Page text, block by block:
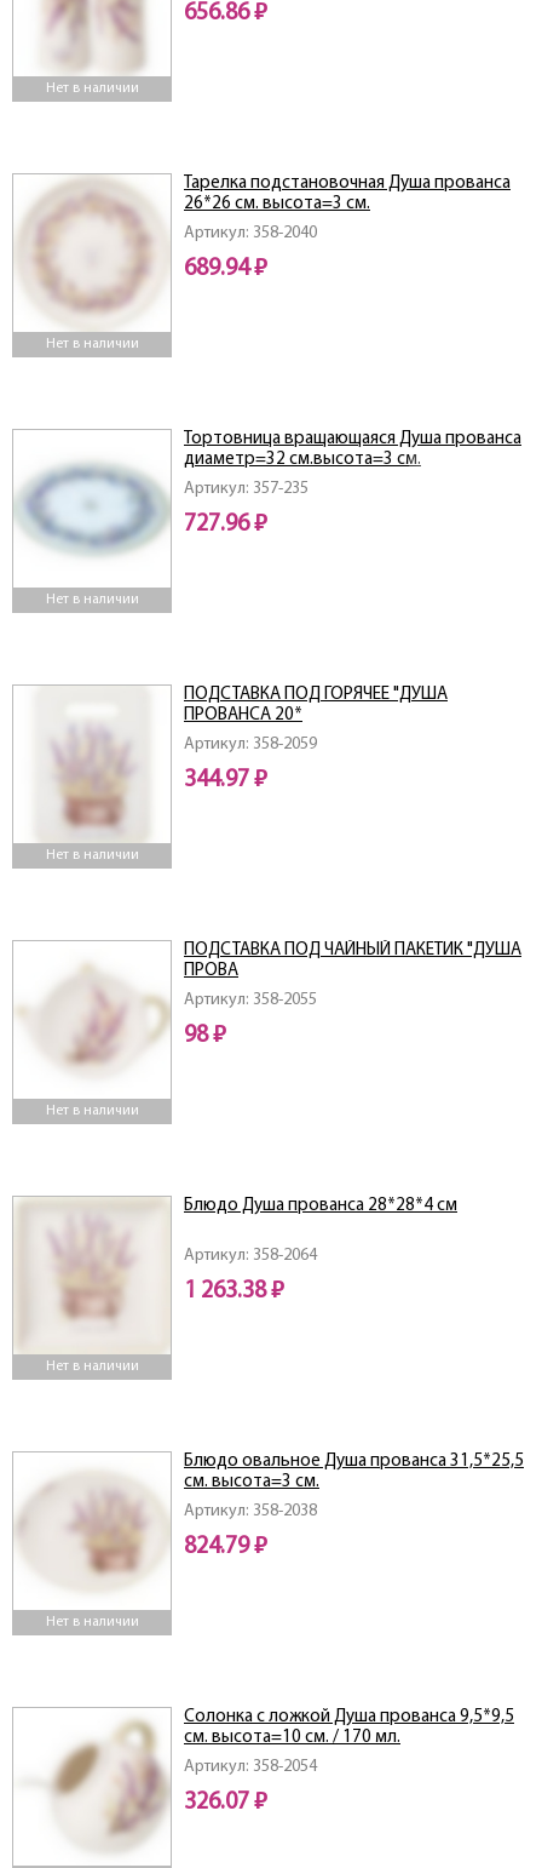
Нет в наличии
656.86 ₽
Нет в наличии
Артикул: 358-2040
Тарелка подстановочная Душа прованса
26*26 см. высота=3 см.
689.94 ₽
Нет в наличии
Артикул: 357-235
Тортовница вращающаяся Душа прованса
диаметр=32 см.высота=3 см.
727.96 ₽
Нет в наличии
Артикул: 358-2059
ПОДСТАВКА ПОД ГОРЯЧЕЕ "ДУША
ПРОВАНСА 20*
344.97 ₽
Нет в наличии
Артикул: 358-2055
ПОДСТАВКА ПОД ЧАЙНЫЙ ПАКЕТИК "ДУША
ПРОВА
98 ₽
Нет в наличии
Артикул: 358-2064
Блюдо Душа прованса 28*28*4 см
1 263.38 ₽
Нет в наличии
Артикул: 358-2038
Блюдо овальное Душа прованса 31,5*25,5
см. высота=3 см.
824.79 ₽
Артикул: 358-2054
Солонка с ложкой Душа прованса 9,5*9,5
см. высота=10 см. / 170 мл.
326.07 ₽